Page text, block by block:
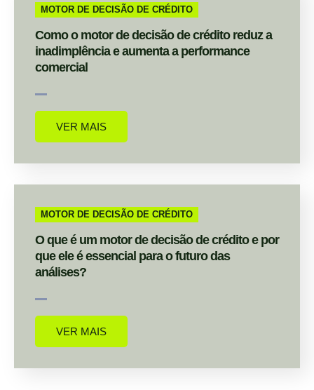
MOTOR DE DECISÃO DE CRÉDITO
Como o motor de decisão de crédito reduz a
inadimplência e aumenta a performance
comercial
VER MAIS
MOTOR DE DECISÃO DE CRÉDITO
O que é um motor de decisão de crédito e por
que ele é essencial para o futuro das
análises?
VER MAIS